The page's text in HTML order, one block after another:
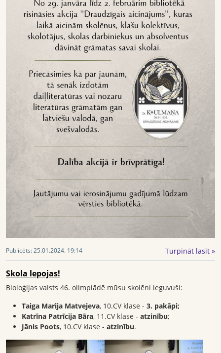
Publicēts:25.01.2024. 19:14 Turpināt lasīt »
Skola lepojas!
Bioloģijas valsts 46. olimpiādē mūsu skolēni ieguvuši:
Taiga Marija Matvejeva, 10.CV klase - 3. pakāpi;
Katrīna Patrīcija Bāra, 11.CV klase - atzinību;
Jānis Poots, 10.CV klase - atzinību.